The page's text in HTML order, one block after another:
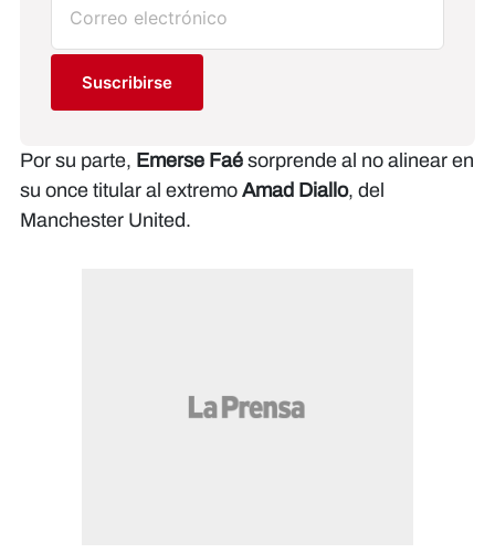
Suscribirse
Por su parte, Emerse Faé sorprende al no alinear en
su once titular al extremo Amad Diallo, del
Manchester United.